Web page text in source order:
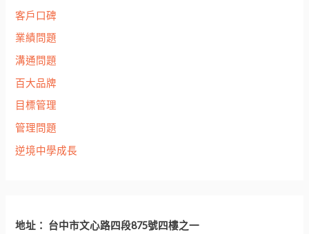
客戶口碑
業績問題
溝通問題
百大品牌
目標管理
管理問題
逆境中學成長
地址： 台中市文心路四段875號四樓之一